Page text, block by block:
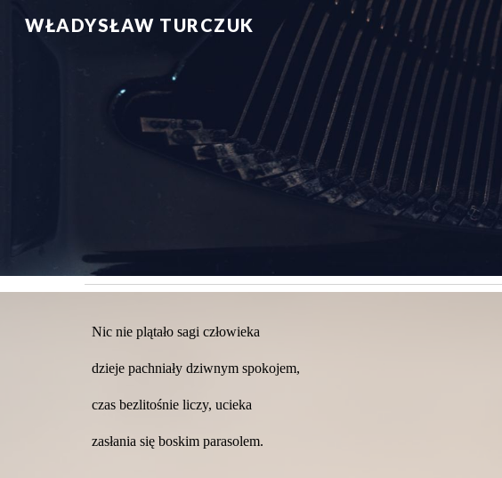
Skip to main content
WŁADYSŁAW TURCZUK
Nic nie plątało sagi człowieka
dzieje pachniały dziwnym spokojem,
czas bezlitośnie liczy, ucieka
zasłania się boskim parasolem.